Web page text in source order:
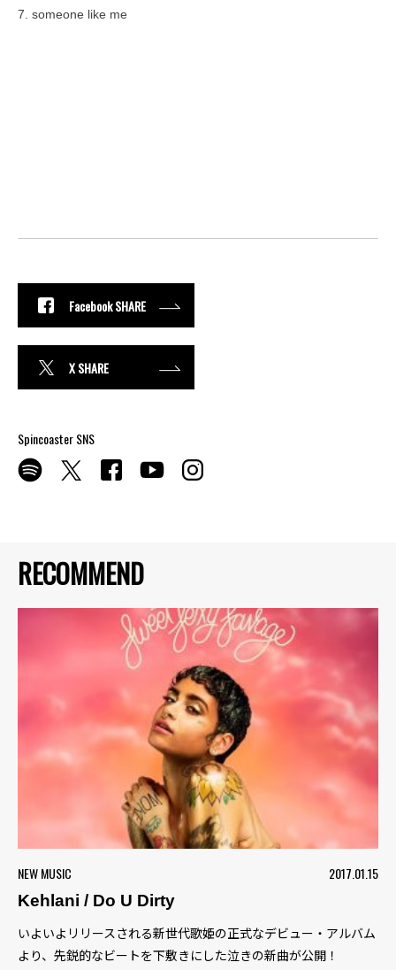
RECOMMEND
NEW MUSIC
2017.01.15
Kehlani / Do U Dirty
いよいよリリースされる新世代歌姫の正式なデビュー・アルバム
より、先鋭的なビートを下敷きにした泣きの新曲が公開！
7. someone like me
Facebook SHARE
X SHARE
Spincoaster SNS